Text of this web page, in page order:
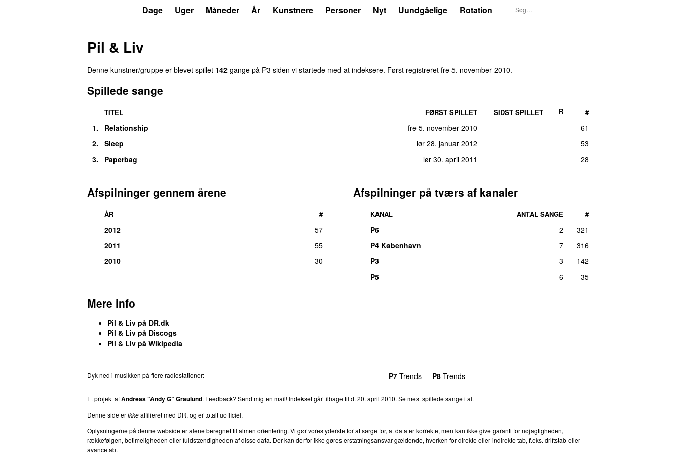
Dage Uger Måneder År Kunstnere Personer Nyt Uundgåelige Rotation
Pil & Liv
Denne kunstner/gruppe er blevet spillet 142 gange på P3 siden vi startede med at indeksere. Først registreret fre 5. november 2010.
Spillede sange
TITEL FØRST SPILLET SIDST SPILLET R #
1. Relationship fre 5. november 2010
61
2.
Sleep lør 28. januar 2012
53
3.
Paperbag lør 30. april 2011 28
Afspilninger gennem årene
ÅR #
2012
57
2011
55
2010
30
Afspilninger på tværs af kanaler
KANAL ANTAL SANGE #
P6 2
321
P4 København
7
316
P3
3
142
P5
6 35
Mere info
Pil & Liv på DR.dk
Pil & Liv på Discogs
Pil & Liv på Wikipedia
Dyk ned i musikken på flere radiostationer: P7 Trends P8 Trends
Et projekt afAndreas “Andy G” Graulund. Feedback? Send mig en mail! Indekset går tilbage til d. 20. april 2010. Se mest spillede sange i alt
Denne side erikkeaffilieret med DR, og er totalt uofficiel.
Oplysningerne på denne webside er alene beregnet til almen orientering. Vi gør vores yderste for at sørge for, at data er korrekte, men kan ikke give garanti for nøjagtigheden,
rækkefølgen, betimeligheden eller fuldstændigheden af disse data. Der kan derfor ikke gøres erstatningsansvar gældende, hverken for direkte eller indirekte tab, f.eks. driftstab eller
avancetab.